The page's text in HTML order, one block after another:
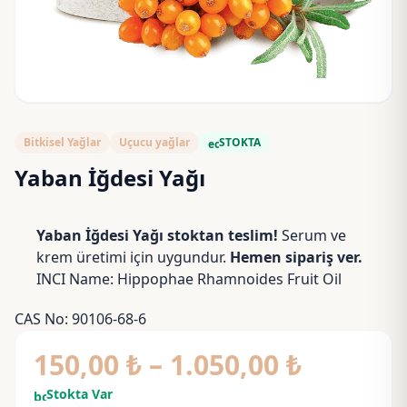
Bitkisel Yağlar Uçucu yağlar ecoSTOKTA
Yaban İğdesi Yağı
Yaban İğdesi Yağı stoktan teslim! Serum ve
krem üretimi için uygundur. Hemen sipariş ver.
INCI Name: Hippophae Rhamnoides Fruit Oil
CAS No: 90106-68-6
150,00 ₺ – 1.050,00 ₺Fiyat
boltStokta Var